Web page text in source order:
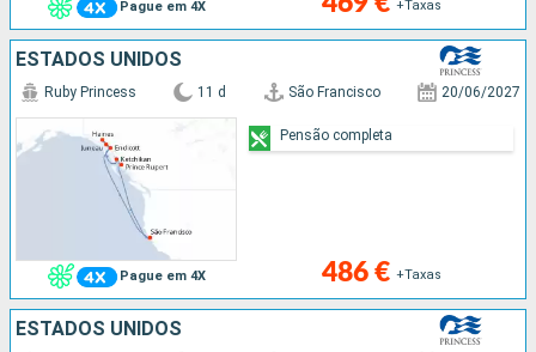
Pague em 4X +Taxas
ESTADOS UNIDOS
Pague em 4X
Ruby Princess 11 d São Francisco 20/06/2027
486 € +Taxas
Pensão completa
ESTADOS UNIDOS